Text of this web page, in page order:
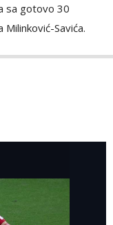
sa gotovo 30
Savića.